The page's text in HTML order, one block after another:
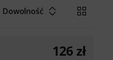
Dowolność
126 zł